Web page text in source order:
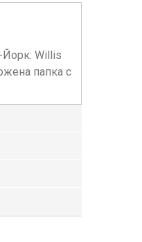
Willis
папка с